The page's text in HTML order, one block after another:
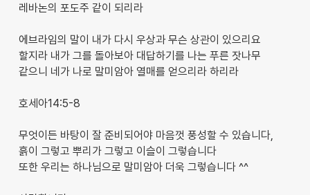
레바논의 포도주 같이 되리라
에브라임의 말이 내가 다시 우상과 무슨 상관이 있으리요
할지라 내가 그를 돌아보아 대답하기를 나는 푸른 잣나무
같으니 네가 나로 말미암아 열매를 얻으리라 하리라
호세아14:5-8
무엇이든 바탕이 잘 준비되어야 마음껏 풍성할 수 있습니다,
흙이 그렇고 뿌리가 그렇고 이슬이 그렇습니다
또한 우리는 하나님으로 말미암아 더욱 그렇습니다 ^^